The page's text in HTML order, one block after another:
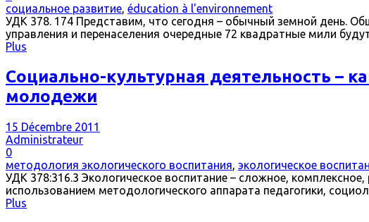
социальное развитие, éducation à l'environnement
УДК 378. 174 Представим, что сегодня – обычный земной день.
управления и перенаселения очередные 72 квадратные мили
Plus
Социально-культурная деятельность –
молодежи
15 Décembre 2011
Administrateur
0
методология экологического воспитания, экологическое
УДК 378:316.3 Экологическое воспитание – сложное,
использованием методологического аппарата педагогики,
Plus